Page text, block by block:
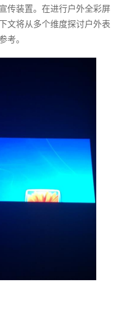
传装置。在进行户外全彩屏
文将从多个维度探讨户外表
考。